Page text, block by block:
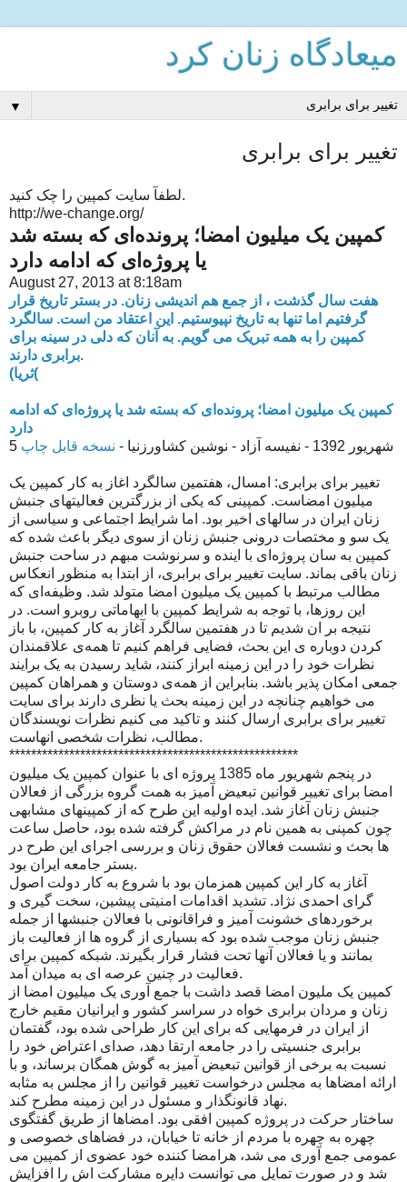
میعادگاه زنان كرد
▼
تغییر برای برابری
لطفآ سایت کمپین را چک کنید.
http://we-change.org/
کمپین یک میلیون امضا؛ پرونده‌ای که بسته شد
یا پروژه‌ای که ادامه دارد
August 27, 2013 at 8:18am
هفت سال گذشت ، از جمع هم اندیشی زنان. در بستر تاریخ قرار
گرفتیم اما تنها به تاریخ نپیوستیم. این اعتقاد من است. سالگرد
کمپین را به همه تبریک می گویم. به آنان که دلی در سینه برای
برابری دارند.
(ثریا(
کمپین یک میلیون امضا؛ پرونده‌ای که بسته شد یا پروژه‌ای که ادامه
دارد
5 شهریور 1392 - نفیسه آزاد - نوشین کشاورزنیا -
نسخه قابل چاپ
تغییر برای برابری: امسال، هفتمین سالگرد اغاز به کار کمپین یک
میلیون امضاست. کمپینی که یکی از بزرگترین فعالیتهای جنبش
زنان ایران در سالهای اخیر بود. اما شرایط اجتماعی و سیاسی از
یک سو و مختصات درونی جنبش زنان از سوی دیگر باعث شده که
کمپین به سان پروژه‌ای با اینده و سرنوشت مبهم در ساحت جنبش
زنان باقی بماند. سایت تغییر برای برابری، از ابتدا به منظور انعکاس
مطالب مرتبط با کمپین یک میلیون امضا متولد شد. وظیفه‌ای که
این روزها، با توجه به شرایط کمپین با ابهاماتی روبرو است. در
نتیجه بر ان شدیم تا در هفتمین سالگرد آغاز به کار کمپین، با باز
کردن دوباره ی این بحث، فضایی فراهم کنیم تا همه‌ی علاقمندان
نظرات خود را در این زمینه ابراز کنند، شاید رسیدن به یک برایند
جمعی امکان پذیر باشد. بنابراین از همه‌ی دوستان و همراهان کمپین
می خواهیم چنانچه در این زمینه بحث یا نظری دارند برای سایت
تغییر برای برابری ارسال کنند و تاکید می کنیم نظرات نویسندگان
مطالب، نظرات شخصی انهاست.
*****************************************************
در پنجم شهریور ماه 1385 پروژه ای با عنوان کمپین یک میلیون
امضا برای تغییر قوانین تبعیض آمیز به همت گروه بزرگی از فعالان
جنبش زنان آغاز شد. ایده اولیه این طرح که از کمپینهای مشابهی
چون کمپنی به همین نام در مراکش گرفته شده بود، حاصل ساعت
ها بحث و نشست فعالان حقوق زنان و بررسی اجرای این طرح در
بستر جامعه ایران بود.
آغاز به کار این کمپین همزمان بود با شروع به کار دولت اصول
گرای احمدی نژاد. تشدید اقدامات امنیتی پیشین، سخت گیری و
برخوردهای خشونت آمیز و فراقانونی با فعالان جنبشها از جمله
جنبش زنان موجب شده بود که بسیاری از گروه ها از فعالیت باز
بمانند و یا فعالان آنها تحت فشار قرار بگیرند. شبکه کمپین برای
فعالیت در چنین عرصه ای به میدان آمد.
کمپین یک ملیون امضا قصد داشت با جمع آوری یک میلیون امضا از
زنان و مردان برابری خواه در سراسر کشور و ایرانیان مقیم خارج
از ایران در فرمهایی که برای این کار طراحی شده بود، گفتمان
برابری جنسیتی را در جامعه ارتقا دهد، صدای اعتراض خود را
نسبت به برخی از قوانین تبعیض آمیز به گوش همگان برساند، و با
ارائه امضاها به مجلس درخواست تغییر قوانین را از مجلس به مثابه
نهاد قانونگذار و مسئول در این زمینه مطرح کند.
ساختار حرکت در پروژه کمپین افقی بود. امضاها از طریق گفتگوی
چهره به چهره با مردم از خانه تا خیابان، در فضاهای خصوصی و
عمومی جمع آوری می شد، هرامضا کننده خود عضوی از کمپین می
شد و در صورت تمایل می توانست دایره مشارکت اش را افزایش